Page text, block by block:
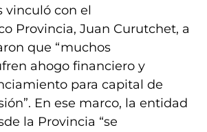
vinculó con el
Provincia, Juan Curutchet, a
que “muchos
ahogo financiero y
para capital de
En ese marco, la entidad
la Provincia “se